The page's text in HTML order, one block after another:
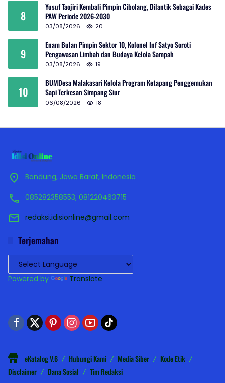
8
Yusuf Taojiri Kembali Pimpin Cibolang, Dilantik Sebagai Kades
PAW Periode 2026-2030
03/08/2026 20
9
Enam Bulan Pimpin Sektor 10, Kolonel Inf Satyo Soroti
Pengawasan Limbah dan Budaya Kelola Sampah
03/08/2026 19
10
BUMDesa Malakasari Kelola Program Ketapang Penggemukan
Sapi Terkesan Simpang Siur
06/08/2026 18
Bandung, Jawa Barat, Indonesia
085282358553; 081220463715
redaksi.idisionline@gmail.com
Terjemahan
Powered by Translate
eKatalog V.6 Hubungi Kami Media Siber
Kode Etik
Disclaimer
Dana Sosial Tim Redaksi